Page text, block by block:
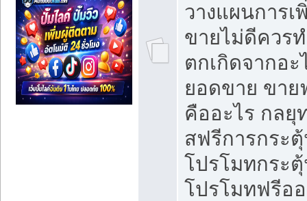
วางแผนการ
ขายไม่ดีควร
ตกเกิดจากอะ
ยอดขาย ขาย
คืออะไร กลยุ
สฟรีการกระ
โปรโมทกระ
โปรโมทฟรีอ